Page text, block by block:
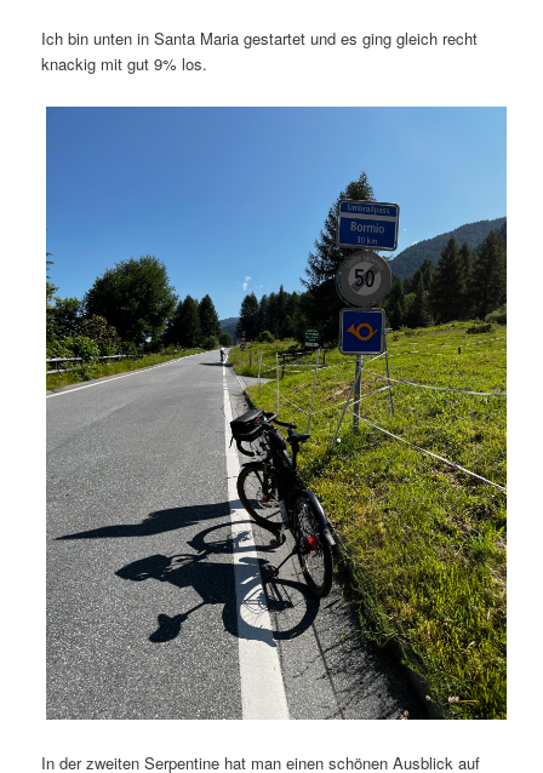
Ich bin unten in Santa Maria gestartet und es ging gleich recht
knackig mit gut 9% los.
In der zweiten Serpentine hat man einen schönen Ausblick auf